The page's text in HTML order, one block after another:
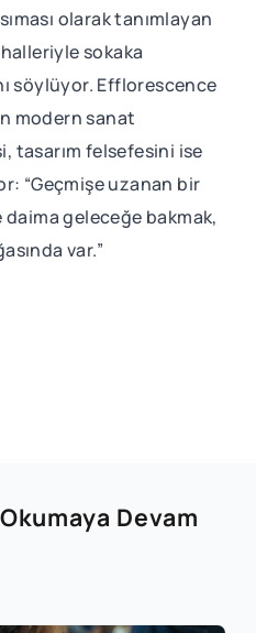
olarak tanımlayan
sokaka
söylüyor. Efflorescence
modern sanat
tasarım felsefesini ise
“Geçmişe uzanan bir
geleceğe bakmak,
var.”
Devam